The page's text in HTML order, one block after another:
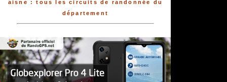
aisne : tous les circuits de randonnée du
département